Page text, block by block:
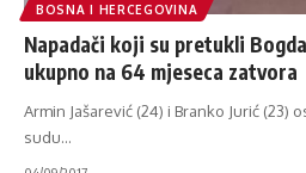
BOSNA I HERCEGOVINA
Napadači koji su pretukli
ukupno na 64 mjeseca zatvora
Armin Jašarević (24) i Branko Jurić
sudu…